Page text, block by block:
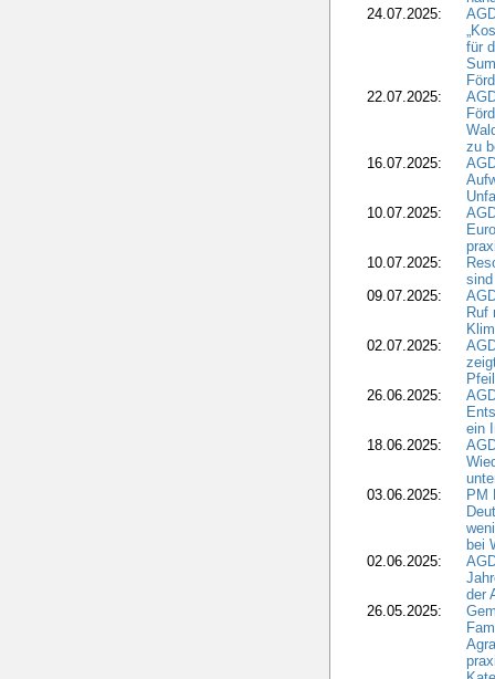
24.07.2025:
für
22.07.2025:
zu
16.07.2025:
10.07.2025:
10.07.2025:
09.07.2025:
Ruf
02.07.2025:
26.06.2025:
ein
18.06.2025:
03.06.2025:
PM
bei
02.06.2025:
der
26.05.2025: